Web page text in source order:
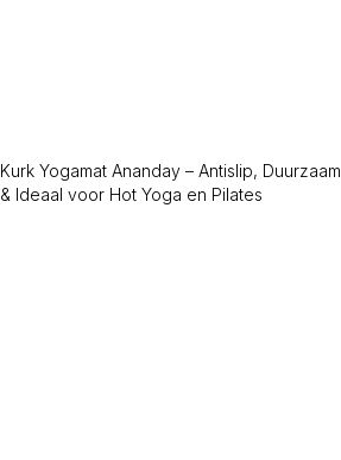
Kurk Yogamat Ananday – Antislip, Duurzaam
& Ideaal voor Hot Yoga en Pilates